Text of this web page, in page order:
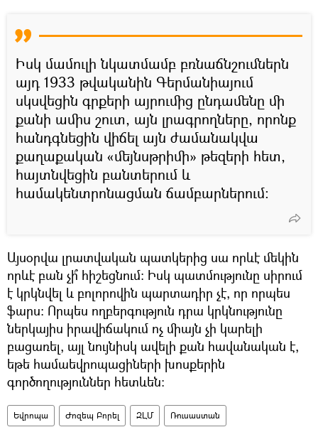
Իսկ մամուլի նկատմամբ բռնաճնշումներն
այդ 1933 թվականին Գերմանիայում
սկսվեցին գրքերի այրումից ընդամենը մի
քանի ամիս շուտ, այն լրագրողները, որոնք
հանդգնեցին վիճել այն ժամանակվա
քաղաքական «մեյնսթրիմի» թեզերի հետ,
հայտնվեցին բանտերում և
համակենտրոնացման ճամբարներում։
Այսօրվա լրատվական պատկերից սա որևէ մեկին
որևէ բան չի՞ հիշեցնում։ Իսկ պատմությունը սիրում
է կրկնվել և բոլորովին պարտադիր չէ, որ որպես
ֆարս։ Որպես ողբերգություն դրա կրկնությունը
ներկայիս իրավիճակում ոչ միայն չի կարելի
բացառել, այլ նույնիսկ ավելի քան հավանական է,
եթե համաեվրոպացիների խոսքերին
գործողություններ հետևեն։
Եվրոպա Ժոզեպ Բորել ԶԼՄ Ռուսաստան